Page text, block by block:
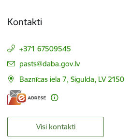
Kontakti
+371 67509545
E-pasts:
pasts@daba.gov.lv
Baznīcas iela 7, Sigulda, LV 2150
Visi kontakti